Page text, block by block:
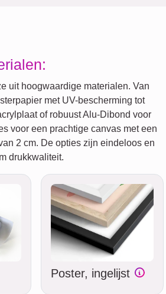
uit hoogwaardige materialen. Van
met UV-bescherming tot
of robuust Alu-Dibond voor
voor een prachtige canvas met een
2 cm. De opties zijn eindeloos en
drukkwaliteit.
Poster, ingelijst